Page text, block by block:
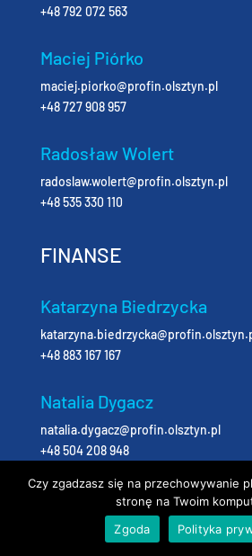
+48 792 072 563
Maciej Piórko
maciej.piorko@profin.olsztyn.pl
+48 727 908 957
Radosław Wolert
radoslaw.wolert@profin.olsztyn.pl
+48 535 330 110
FINANSE
Katarzyna Biedrzycka
+48 883 167 167
Natalia Dygacz
natalia.dygacz@profin.olsztyn.pl
+48 504 208 948
© PROFiN Finanse i Nieruchomości
Czy zgadzasz się na przechowywanie
stronę na Twoim
Zgoda
Polityka